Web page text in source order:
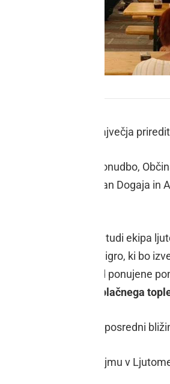
se v Ljutomer vrača največja
obljubljajo pestro ponudbo,
kvintet, Čuki, Dejan Dogaja
in žejni bo skrbela tudi ekipa
vam nagradno igro, ki bo
vam je najbolj všeč od ponujene
5 prejemnikov brezplačnega
delu šotora v neposredni
na Prleškem sejmu v